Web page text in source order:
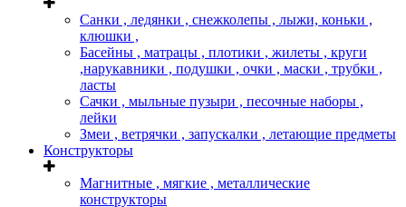
Санки , ледянки , снежколепы , лыжи, коньки ,
клюшки ,
Басейны , матрацы , плотики , жилеты , круги
,нарукавники , подушки , очки , маски , трубки ,
ласты
Сачки , мыльные пузыри , песочные наборы ,
лейки
Змеи , ветрячки , запускалки , летающие предметы
Конструкторы
Магнитные , мягкие , металлические
конструкторы